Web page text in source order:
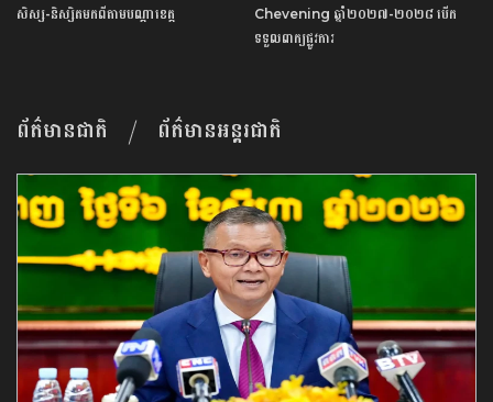
សិស្ស​-​និស្សិត​មកពី​តាម​បណ្តា​ខេត្ត​
Chevening​ ​ឆ្នាំ​២០២៧​-​២០២៨​ ​បើក​
ទទួល​ពាក្យ​ផ្លូវការ​
ព័ត៌មានជាតិ ព័ត៌មានអន្តរជាតិ